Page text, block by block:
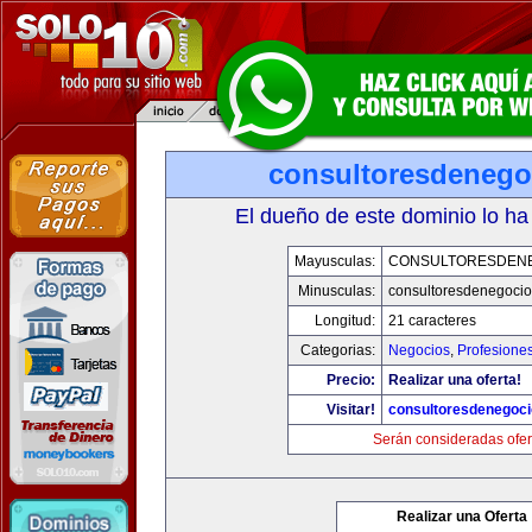
El dueño de este dominio lo
Mayusculas:
Minusculas:
Longitud:
21 caracteres
Categorias:
Negocios,
Precio:
Realizar una oferta!
Visitar!
Serán consideradas
Realizar una Oferta